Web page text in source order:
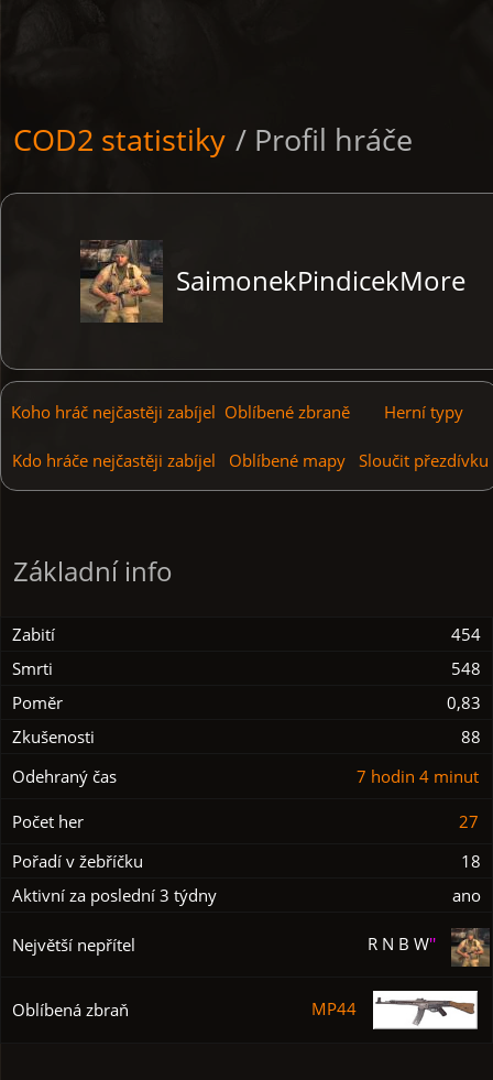
COD2 statistiky / Profil hráče
SaimonekPindicekMore
Koho hráč nejčastěji zabíjel Oblíbené zbraně Herní typy
Kdo hráče nejčastěji zabíjel Oblíbené mapy Sloučit přezdívku
Základní info
Zabití
454
Smrti
548
Poměr
0,83
Zkušenosti
88
Odehraný čas
7 hodin 4 minut
Počet her
27
Pořadí v žebříčku
18
Aktivní za poslední 3 týdny
ano
Největší nepřítel R N B W''
Oblíbená zbraň MP44